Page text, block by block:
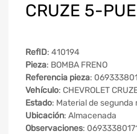
CRUZE 5-
RefID: 410194
Pieza: BOMBA FRENO
Referencia pieza:
Vehículo: CHEVROLET
Estado: Material de segunda
Ubicación: Almacenada
Observaciones: